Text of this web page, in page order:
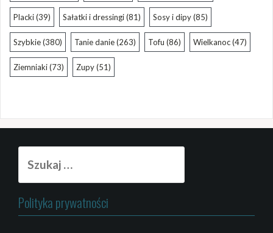
Placki(39) Sałatki i dressingi(81) Sosy i dipy(85)
Szybkie(380) Tanie danie(263) Tofu (86) Wielkanoc(47)
Ziemniaki(73) Zupy(51)
Polityka prywatności